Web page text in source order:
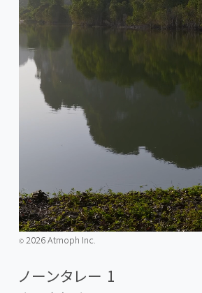
©️2026 Atmoph Inc.
ノーンタレー 1